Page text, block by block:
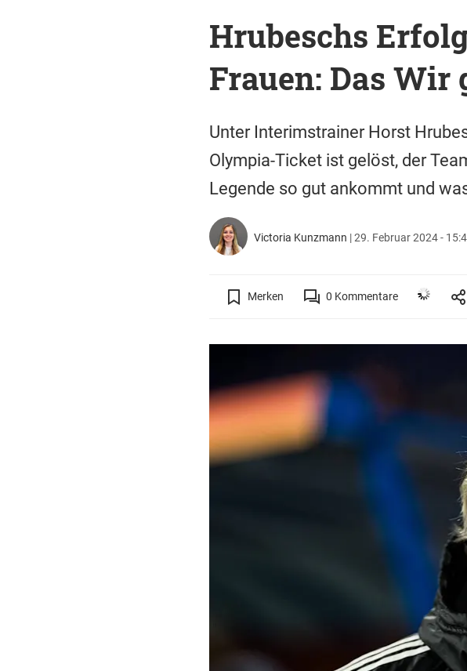
Hrubeschs
Frauen: Das Wir
Unter Interimstrainer Horst
Olympia-Ticket ist gelöst, der
Legende so gut ankommt und
Victoria Kunzmann |29. Februar 2024 -
Merken 0 Kommentare